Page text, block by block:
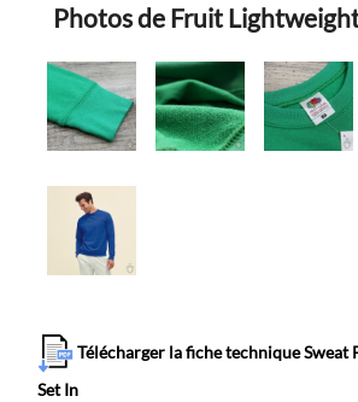
Photos de Fruit
Télécharger la fiche technique
Set In